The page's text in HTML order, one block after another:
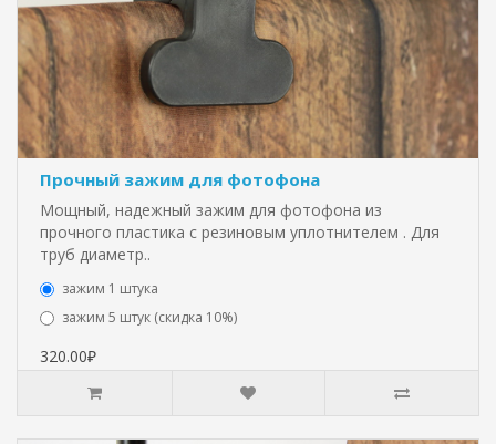
Прочный зажим для фотофона
Мощный, надежный зажим для фотофона из
прочного пластика с резиновым уплотнителем . Для
труб диаметр..
зажим 1 штука
зажим 5 штук (скидка 10%)
320.00₽